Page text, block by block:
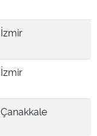
İzmir
İzmir
Çanakkale